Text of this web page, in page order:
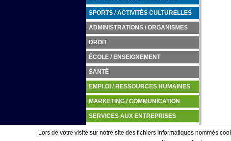
SPORTS / ACTIVITÉS CULTURELLES
ADMINISTRATIONS / ORGANISMES
DROIT
ÉCOLE / ENSEIGNEMENT
SANTÉ
EMPLOI / RESSOURCES HUMAINES
MARKETING / COMMUNICATION
SERVICES AUX ENTREPRISES
TRANSPORTS / LOGISTIQUE
Lors de votre visite sur notre site des fichiers informatiques nommés